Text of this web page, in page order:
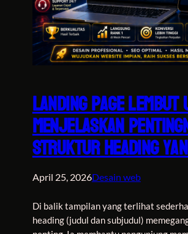
Landing Page
Menjelaskan
Struktur Heading
April 25, 2026Desain web
Di balik tampilan yang terlihat
heading (judul dan subjudul)